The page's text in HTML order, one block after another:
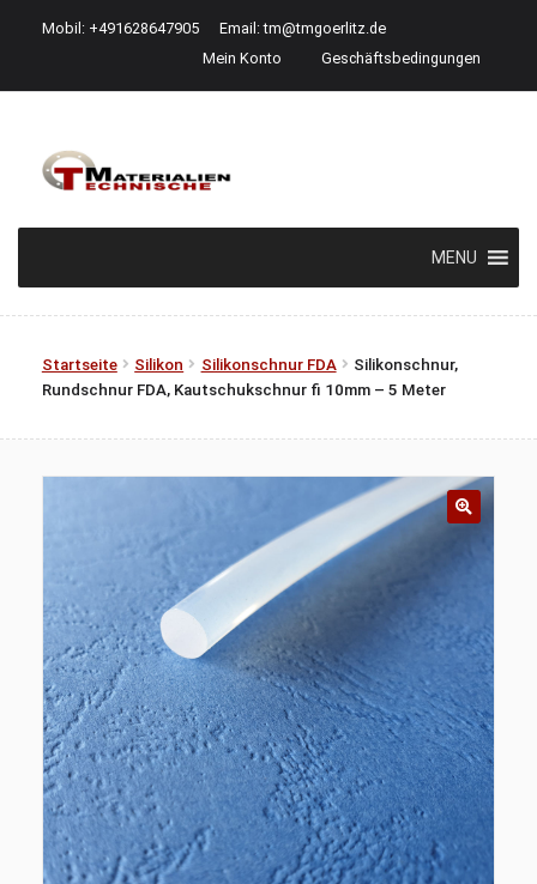
Mobil: +491628647905 Email:tm@tmgoerlitz.de
Mein Konto
Geschäftsbedingungen
Zur
Navigation
Zum
Inhalt
MENU
Startseite Silikon Silikonschnur FDA
Silikonschnur,
Rundschnur FDA, Kautschukschnur fi 10mm – 5 Meter